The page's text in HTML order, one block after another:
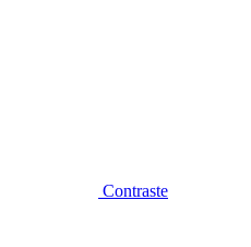
Contraste